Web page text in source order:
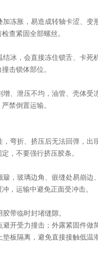
冻胀，易造成转轴卡涩、变
查紧固全部螺丝。
冰，会直接冻住锁舌、卡死
击锁体部位。
、泄压不均，油管、壳体受
禁倒置运输。
弯折、挤压后无法回弹，出
，不要强行挤压胶条。
，玻璃边角、嵌缝处易崩边
，运输中避免正面受冲击。
带临时封堵缝隙。
开受力撞击；外露紧固件做
板隔离，避免直接接触低温